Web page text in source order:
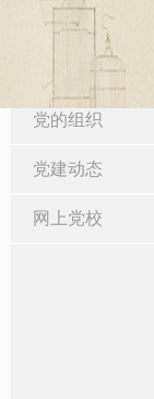
栏目导航
党的组织
党建动态
网上党校